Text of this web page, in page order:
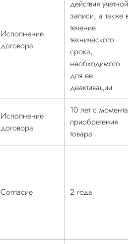
Исполнение
договора
действия учетной
записи, а также в
течение
технического
срока,
необходимого
для ее
деактивации
Исполнение
договора
10 лет с момента
приобретения
товара
Согласие 2 года